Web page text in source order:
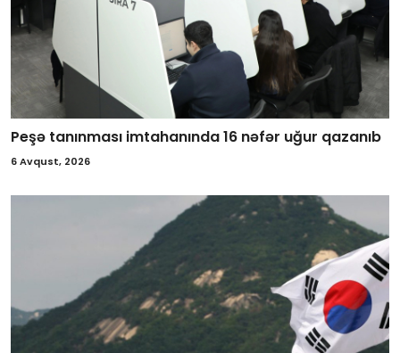
Peşə tanınması imtahanında 16 nəfər uğur qazanıb
6 Avqust, 2026